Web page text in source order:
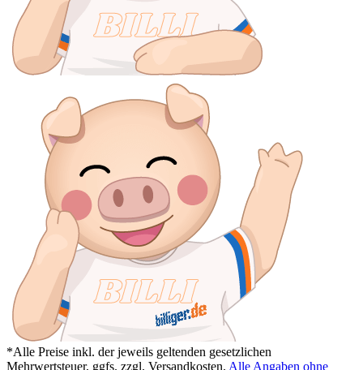
*Alle Preise inkl. der jeweils geltenden gesetzlichen
Mehrwertsteuer, ggfs. zzgl. Versandkosten. Alle Angaben ohne